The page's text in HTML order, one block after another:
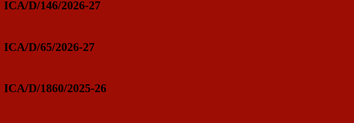
ICA/D/146/2026-27
ICA/D/65/2026-27
ICA/D/1860/2025-26